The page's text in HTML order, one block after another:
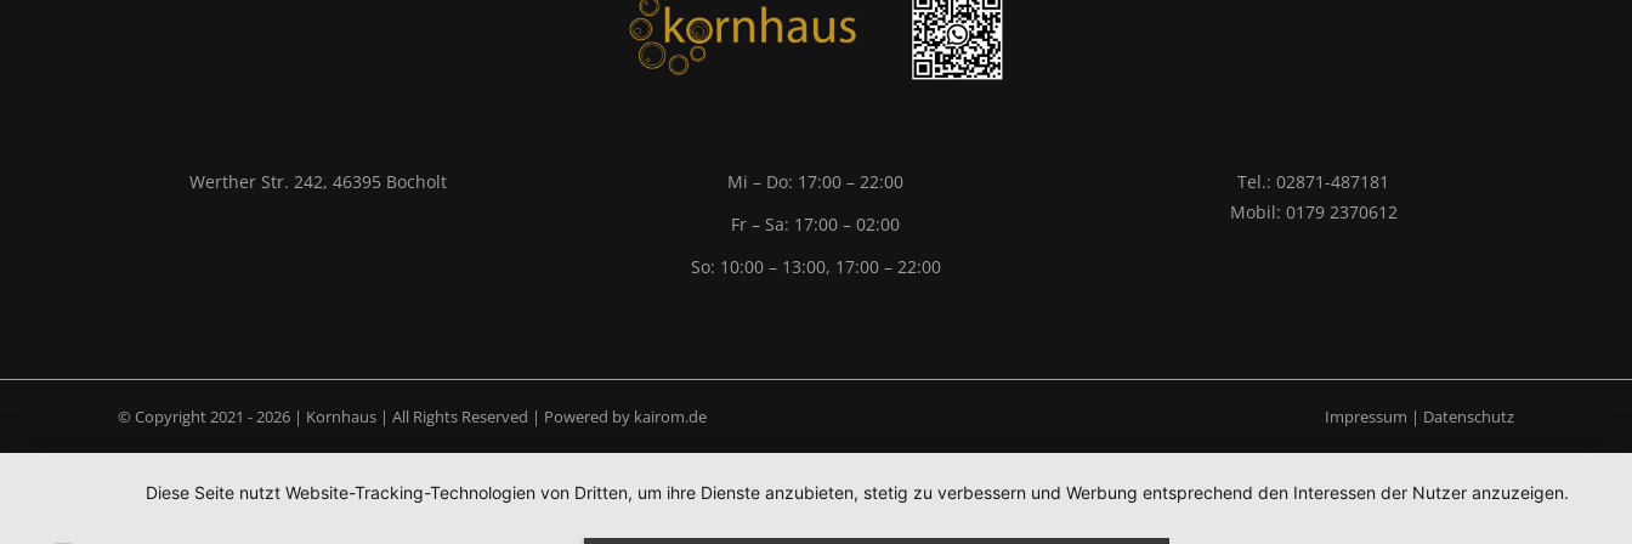
Werther Str. 242, 46395 Bocholt
Mi – Do: 17:00 – 22:00
Fr – Sa: 17:00 – 02:00
So: 10:00 – 13:00, 17:00 – 22:00
Tel.: 02871-487181
Mobil: 0179 2370612
© Copyright 2021 -2026 | Kornhaus | All Rights Reserved | Powered by kairom.de Impressum | Datenschutz
Diese Seite nutzt Website-Tracking-Technologien von Dritten, um ihre Dienste anzubieten, stetig zu verbessern und Werbung entsprechend den Interessen der Nutzer anzuzeigen.